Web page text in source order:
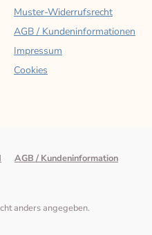
Muster-Widerrufsrecht
AGB / Kundeninformationen
Impressum
Cookies
AGB / Kundeninformation
anders angegeben.